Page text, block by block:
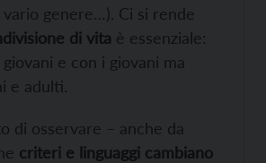
genere…). Ci si rende
di vita è essenziale:
e con i giovani ma
e adulti.
di osservare – anche da
criteri e linguaggi cambiano